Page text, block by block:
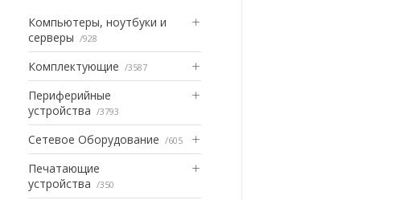
Компьютеры, ноутбуки и
серверы
928
Комплектующие 3587
Периферийные
устройства
3793
Сетевое Оборудование 605
Печатающие
устройства
350